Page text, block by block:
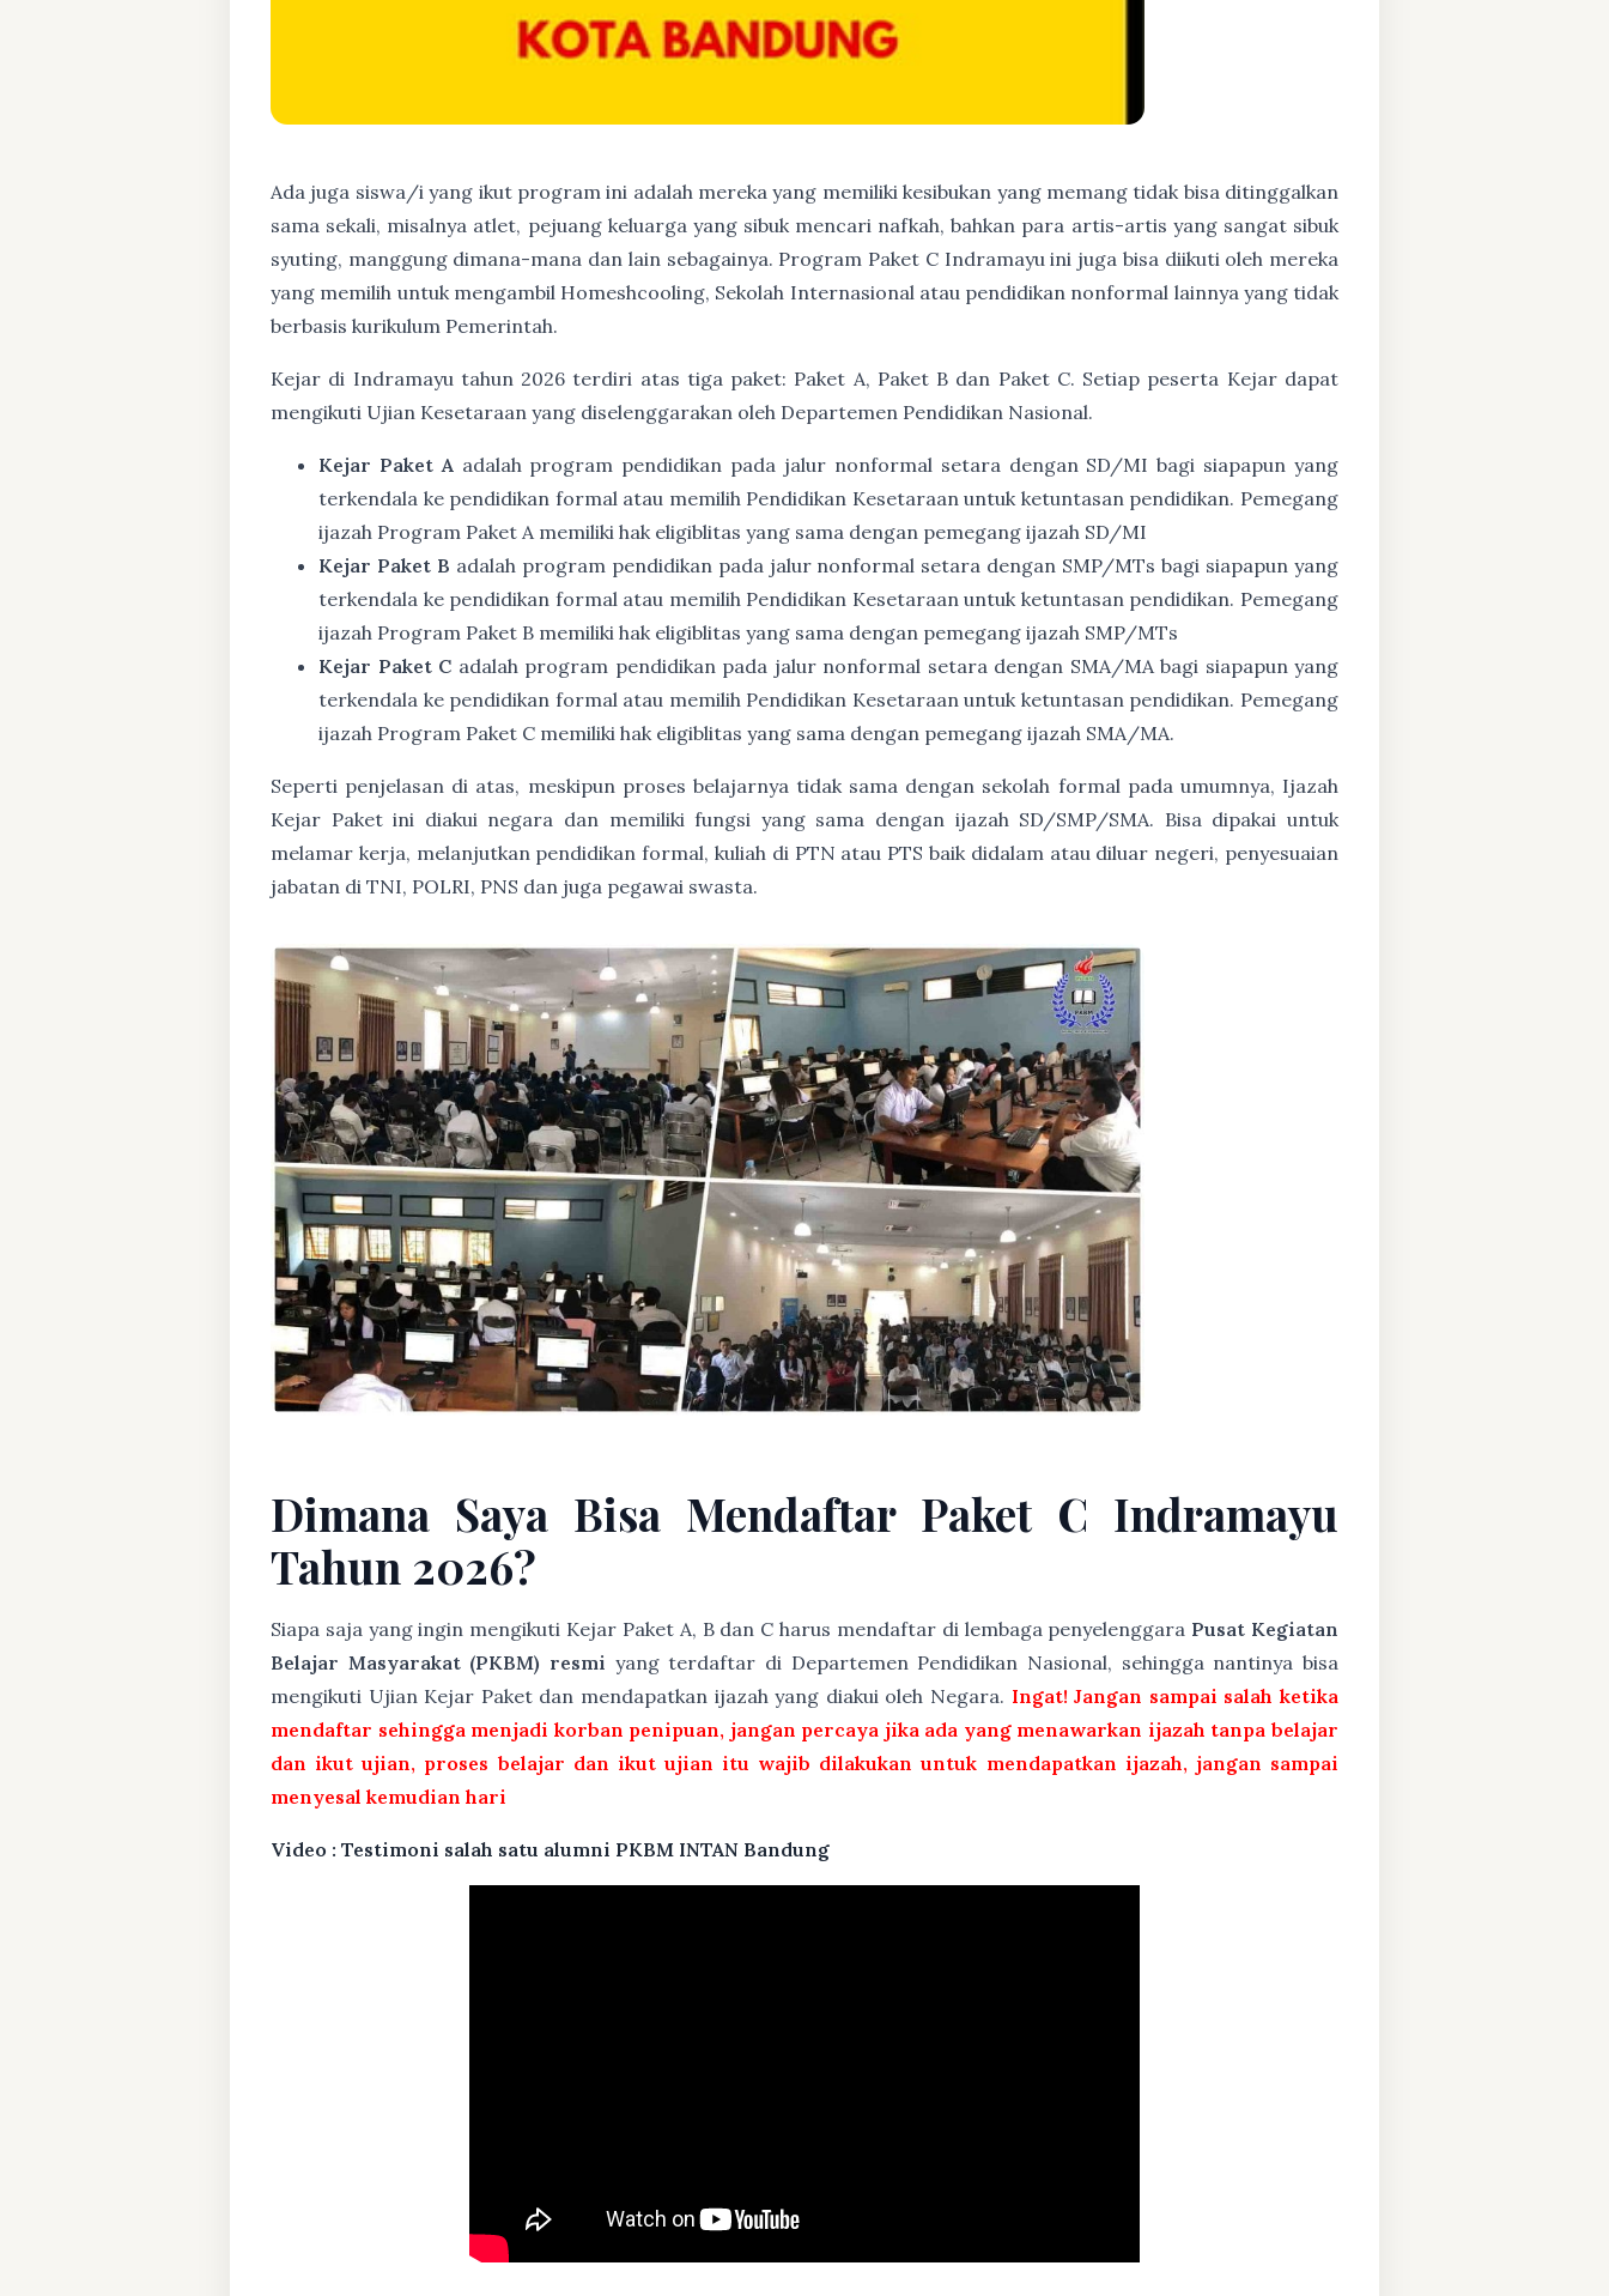
Ada juga siswa/i yang ikut program ini adalah mereka yang memiliki kesibukan yang memang tidak bisa ditinggalkan
sama sekali, misalnya atlet, pejuang keluarga yang sibuk mencari nafkah, bahkan para artis-artis yang sangat sibuk
syuting, manggung dimana-mana dan lain sebagainya. Program Paket C Indramayu ini juga bisa diikuti oleh mereka
yang memilih untuk mengambil Homeshcooling, Sekolah Internasional atau pendidikan nonformal lainnya yang tidak
berbasis kurikulum Pemerintah.
Kejar di Indramayu tahun 2026 terdiri atas tiga paket: Paket A, Paket B dan Paket C. Setiap peserta Kejar dapat
mengikuti Ujian Kesetaraan yang diselenggarakan oleh Departemen Pendidikan Nasional.
Kejar Paket Aadalah program pendidikan pada jalur nonformal setara dengan SD/MI bagi siapapun yang
terkendala ke pendidikan formal atau memilih Pendidikan Kesetaraan untuk ketuntasan pendidikan. Pemegang
ijazah Program Paket A memiliki hak eligiblitas yang sama dengan pemegang ijazah SD/MI
Kejar Paket B adalah program pendidikan pada jalur nonformal setara dengan SMP/MTs bagi siapapun yang
terkendala ke pendidikan formal atau memilih Pendidikan Kesetaraan untuk ketuntasan pendidikan. Pemegang
ijazah Program Paket B memiliki hak eligiblitas yang sama dengan pemegang ijazah SMP/MTs
Kejar Paket C adalah program pendidikan pada jalur nonformal setara dengan SMA/MA bagi siapapun yang
terkendala ke pendidikan formal atau memilih Pendidikan Kesetaraan untuk ketuntasan pendidikan. Pemegang
ijazah Program Paket C memiliki hak eligiblitas yang sama dengan pemegang ijazah SMA/MA.
Seperti penjelasan di atas, meskipun proses belajarnya tidak sama dengan sekolah formal pada umumnya, Ijazah
Kejar Paket ini diakui negara dan memiliki fungsi yang sama dengan ijazah SD/SMP/SMA. Bisa dipakai untuk
melamar kerja, melanjutkan pendidikan formal, kuliah di PTN atau PTS baik didalam atau diluar negeri, penyesuaian
jabatan di TNI, POLRI, PNS dan juga pegawai swasta.
Dimana Saya Bisa Mendaftar Paket C Indramayu
Tahun 2026?
Siapa saja yang ingin mengikuti Kejar Paket A, B dan C harus mendaftar di lembaga penyelenggara Pusat Kegiatan
Belajar Masyarakat (PKBM) resmi yang terdaftar di Departemen Pendidikan Nasional, sehingga nantinya bisa
mengikuti Ujian Kejar Paket dan mendapatkan ijazah yang diakui oleh Negara. Ingat! Jangan sampai salah ketika
mendaftar sehingga menjadi korban penipuan, jangan percaya jika ada yang menawarkan ijazah tanpa belajar
dan ikut ujian, proses belajar dan ikut ujian itu wajib dilakukan untuk mendapatkan ijazah, jangan sampai
menyesal kemudian hari
Video : Testimoni salah satu alumni PKBM INTAN Bandung